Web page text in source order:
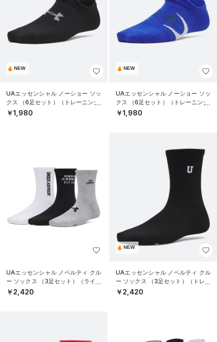
NEW
UAエッセンシャル ノーショー ソッ
クス （6足セット）（トレーニング/
KIDS）
￥1,980
NEW
UAエッセンシャル ノーショー ソッ
クス （6足セット）（トレーニング/
KIDS）
￥1,980
UAエッセンシャル ノベルティ クル
ー ソックス （3足セット）（ライフ
スタイル/WOMEN）
￥2,420
NEW
UAエッセンシャル ノベルティ クル
ー ソックス （3足セット）（トレー
ニング/WOMEN）
￥2,420